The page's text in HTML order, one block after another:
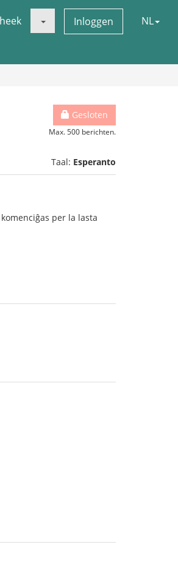
Inloggen NL
Gesloten
Max. 500 berichten.
Taal: Esperanto
per la lasta